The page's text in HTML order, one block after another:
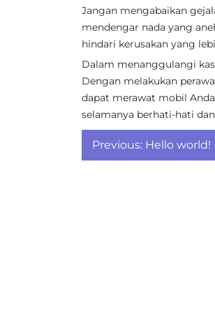
Jangan mengabaikan
mendengar nada yang
hindari kerusakan yang
Dalam menanggulangi
Dengan melakukan
dapat merawat mobil
selamanya berhati-hati
Post
navigation
Previous: Hello world!